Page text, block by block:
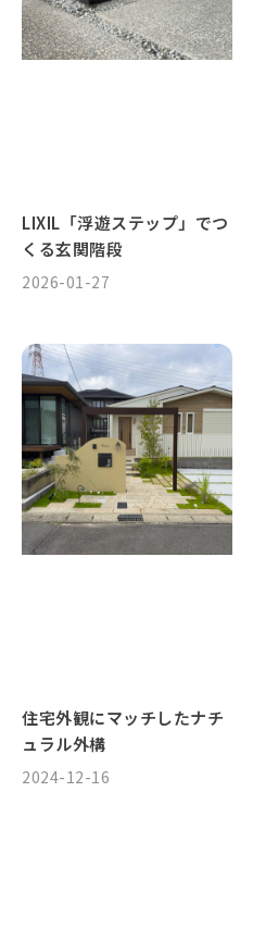
LIXIL「浮遊ステップ」でつ
くる玄関階段
2026-01-27
住宅外観にマッチしたナチ
ュラル外構
2024-12-16